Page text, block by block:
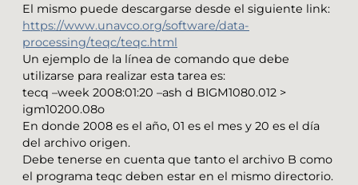
El mismo puede descargarse desde el siguiente link:
https://www.unavco.org/software/data-
processing/teqc/teqc.html
Un ejemplo de la línea de comando que debe
utilizarse para realizar esta tarea es:
tecq –week 2008:01:20 –ash d BIGM1080.012 >
igm10200.08o
En donde 2008 es el año, 01 es el mes y 20 es el día
del archivo origen.
Debe tenerse en cuenta que tanto el archivo B como
el programa teqc deben estar en el mismo directorio.